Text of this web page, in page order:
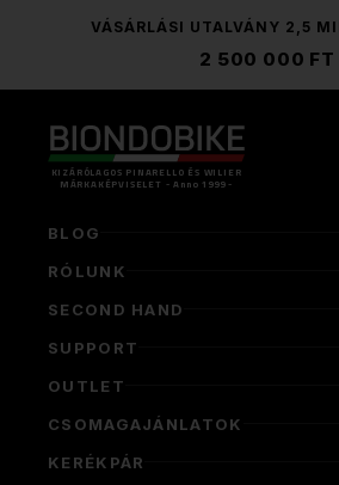
VÁSÁRLÁSI UTALVÁNY 2,5
2 500 000 FT
KIZÁRÓLAGOS PINARELLO ÉS WILIER
MÁRKAKÉPVISELET - Anno 1999 -
BLOG
RÓLUNK
SECOND HAND
SUPPORT
OUTLET
CSOMAGAJÁNLATOK
KERÉKPÁR